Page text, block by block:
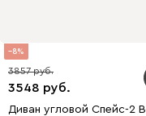
8
3548
3857
Диван угловой Спейс-2